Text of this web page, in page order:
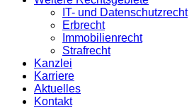
IT- und Datenschutzrecht
Erbrecht
Immobilienrecht
Strafrecht
Kanzlei
Karriere
Aktuelles
Kontakt